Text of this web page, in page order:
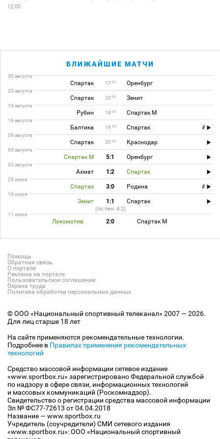
12:00
БЛИЖАЙШИЕ МАТЧИ
30 августа
Спартак 17 30 Оренбург
23 августа
Спартак 20 00 Зенит
19 августа
Рубин 18 30 Спартак М
16 августа
Балтика 19 30 Спартак
09 августа
Спартак 20 00 Краснодар
05 августа
Спартак М 5:1 Оренбург
02 августа
Ахмат 1:2 Спартак
25 июля
Спартак 3:0 Родина
18 июля
Зенит 1:1 Спартак
(по пен. 4:2)
11 июля
Локомотив 2:0 Спартак М
Помощь
Обратная связь
О портале
Реклама на портале
Пользовательское соглашение
Охрана труда
Политика обработки персональных данных
© ООО «Национальный спортивный телеканал» 2007 — 2026.
Для лиц старше 18 лет
На сайте применяются рекомендательные технологии.
Подробнее в Правилах применения рекомендательных
технологий
Средство массовой информации сетевое издание
«www.sportbox.ru» зарегистрировано Федеральной службой
по надзору в сфере связи, информационных технологий
и массовых коммуникаций (Роскомнадзор).
Свидетельство о регистрации средства массовой информации
Эл № ФС77-72613 от 04.04.2018
Название — www.sportbox.ru
Учредитель (соучредители) СМИ сетевого издания
«www.sportbox.ru»: ООО «Национальный спортивный